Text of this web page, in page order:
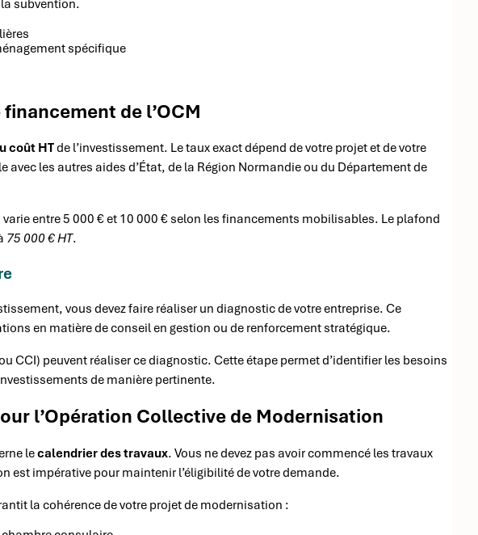
subvention.
spécifique
de l’OCM
coût HTde l’investissement. Le taux exact dépend de votre projet et de votre
avec les autres aides d’État, de la Région Normandie ou du Département de
entre 5 000 € et 10 000 € selon les financements mobilisables. Le plafond
75 000 € HT.
vous devez faire réaliser un diagnostic de votre entreprise. Ce
en matière de conseil en gestion ou de renforcement stratégique.
CCI) peuvent réaliser ce diagnostic. Cette étape permet d’identifier les besoins
de manière pertinente.
l’Opération Collective de Modernisation
lecalendrier des travaux. Vous ne devez pas avoir commencé les travaux
est impérative pour maintenir l’éligibilité de votre demande.
la cohérence de votre projet de modernisation :